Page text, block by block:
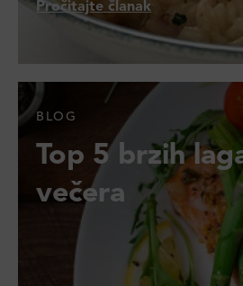
Pročitajte članak
BLOG
Top 5 brzih
večera